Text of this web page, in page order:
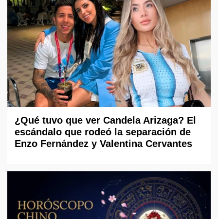
¿Qué tuvo que ver Candela Arizaga? El
escándalo que rodeó la separación de
Enzo Fernández y Valentina Cervantes